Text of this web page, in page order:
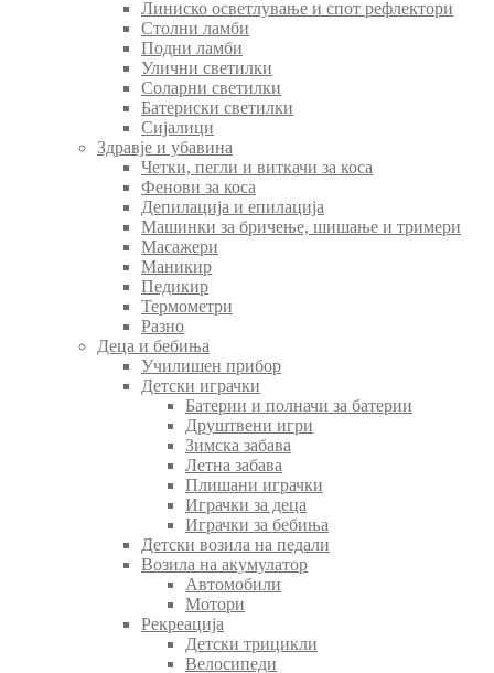
Линиско осветлување и спот рефлектори
Столни ламби
Подни ламби
Улични светилки
Соларни светилки
Батериски светилки
Сијалици
Здравје и убавина
Четки, пегли и виткачи за коса
Фенови за коса
Депилација и епилација
Машинки за бричење, шишање и тримери
Масажери
Маникир
Педикир
Термометри
Разно
Деца и бебиња
Училишен прибор
Детски играчки
Батерии и полначи за батерии
Друштвени игри
Зимска забава
Летна забава
Плишани играчки
Играчки за деца
Играчки за бебиња
Детски возила на педали
Возила на акумулатор
Автомобили
Мотори
Рекреација
Детски трицикли
Велосипеди